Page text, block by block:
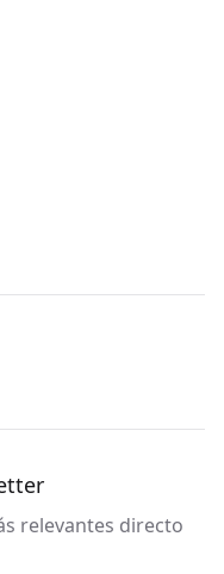
relevantes directo